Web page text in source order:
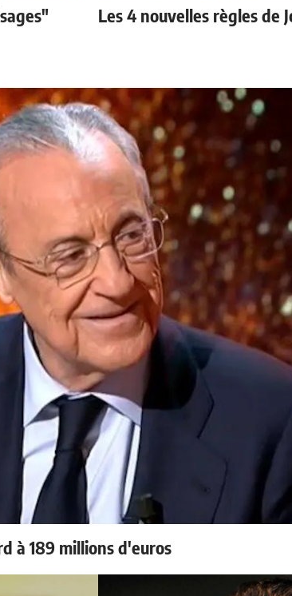
Les 4 nouvelles règles de
à 189 millions d'euros